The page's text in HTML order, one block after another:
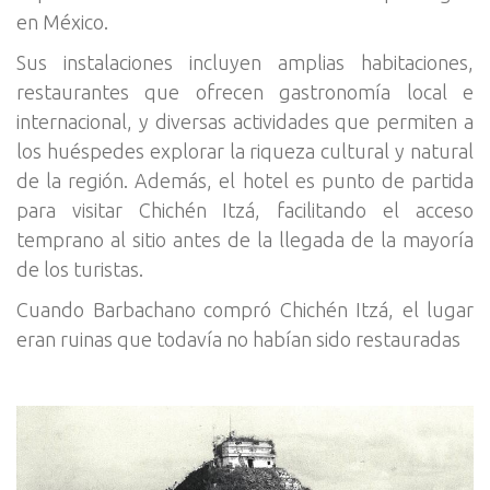
en México.
Sus instalaciones incluyen amplias habitaciones,
restaurantes que ofrecen gastronomía local e
internacional, y diversas actividades que permiten a
los huéspedes explorar la riqueza cultural y natural
de la región. Además, el hotel es punto de partida
para visitar Chichén Itzá, facilitando el acceso
temprano al sitio antes de la llegada de la mayoría
de los turistas.
Cuando Barbachano compró Chichén Itzá, el lugar
eran ruinas que todavía no habían sido restauradas